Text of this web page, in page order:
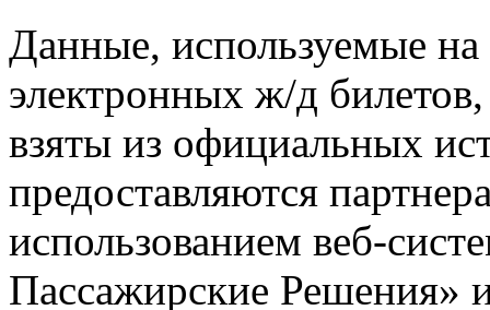
Данные, используемые на
электронных ж/д
взяты из официальных
предоставляются
использованием веб-
Пассажирские